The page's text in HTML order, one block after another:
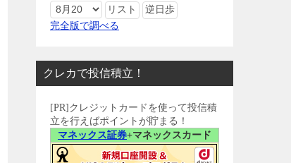
完全版で調べる
クレカで投信積立！
[PR]クレジットカードを使って投信積
立を行えばポイントが貯まる！
マネックス証券+マネックスカード